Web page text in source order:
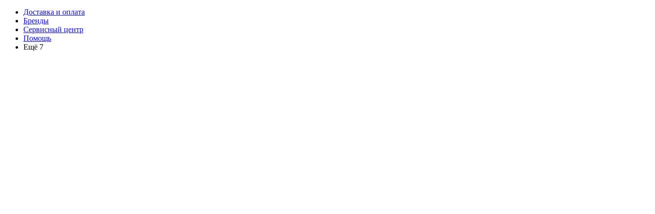
Доставка и оплата
Бренды
Сервисный центр
Помощь
Ещё 7